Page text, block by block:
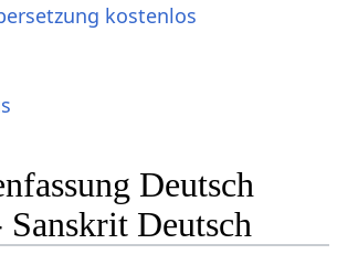
kostenlos
Deutsch
Sanskrit Deutsch